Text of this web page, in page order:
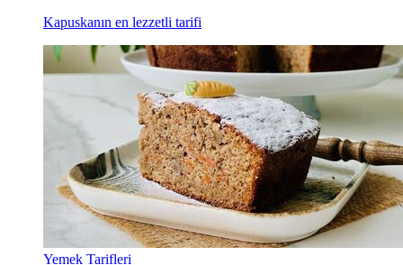
Kapuskanın en lezzetli tarifi
Yemek Tarifleri